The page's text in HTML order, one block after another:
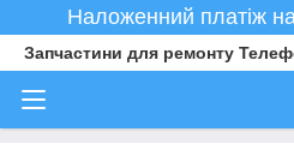
Наложенний платіж
Запчастини для ремонту